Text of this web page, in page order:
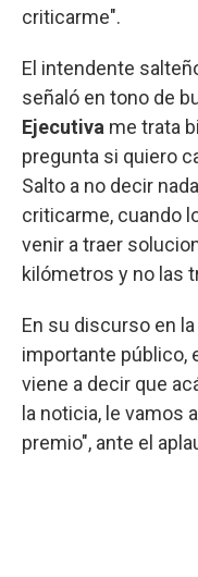
criticarme".
El intendente
señaló en tono de
Ejecutiva me trata
pregunta si quiero
Salto a no decir
criticarme, cuando
venir a traer
kilómetros y no las
En su discurso en
importante público,
viene a decir que
la noticia, le vamos
premio", ante el